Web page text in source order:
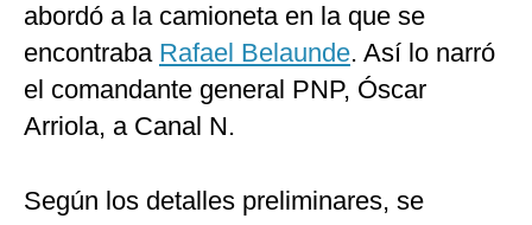
abordó a la camioneta en la que se
encontraba Rafael Belaunde. Así lo narró
el comandante general PNP, Óscar
Arriola, a Canal N.
Según los detalles preliminares, se